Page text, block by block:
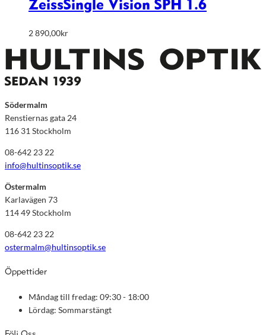
ZeissSingle Vision SPH 1.6
2 890,00kr
Södermalm
Renstiernas gata 24
116 31 Stockholm
08-642 23 22
info@hultinsoptik.se
Östermalm
Karlavägen 73
114 49 Stockholm
08-642 23 22
ostermalm@hultinsoptik.se
Öppettider
Måndag till fredag: 09:30 - 18:00
Lördag: Sommarstängt